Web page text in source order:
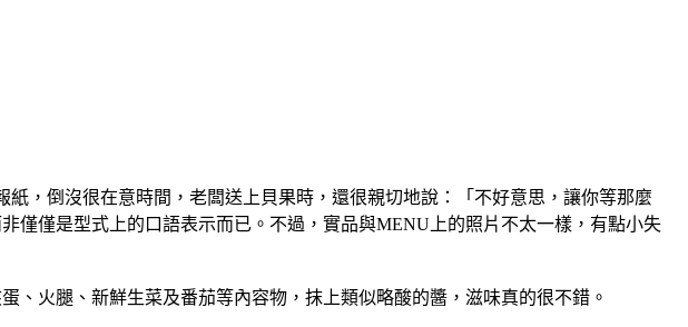
，倒沒很在意時間，老闆送上貝果時，還很親切地說：「不好意思，讓你等那麼
僅僅是型式上的口語表示而已。不過，實品與MENU上的照片不太一樣，有點小失
火腿、新鮮生菜及番茄等內容物，抹上類似略酸的醬，滋味真的很不錯。